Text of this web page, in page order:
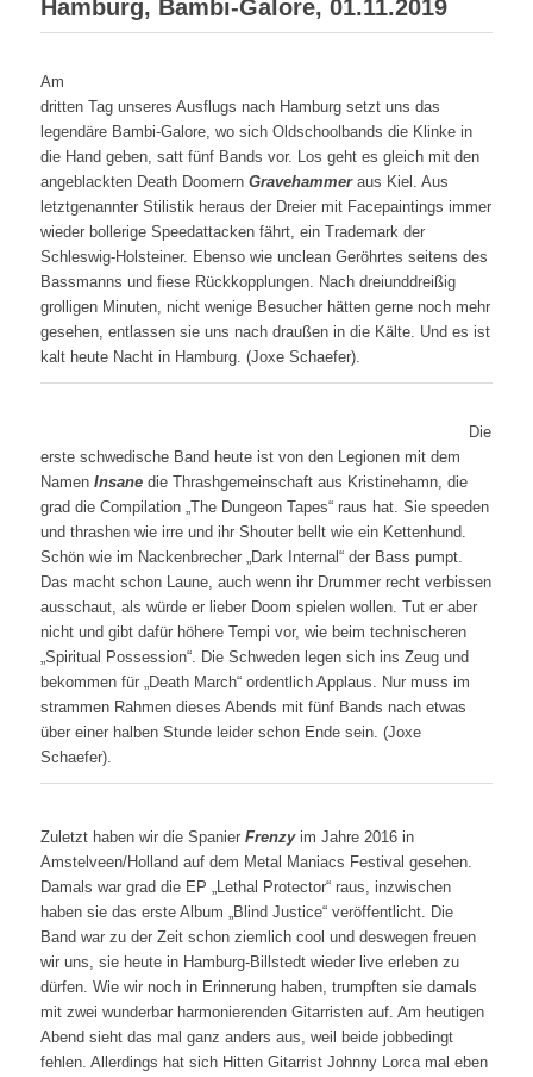
Hamburg, Bambi-Galore, 01.11.2019
Am
dritten Tag unseres Ausflugs nach Hamburg setzt uns das
legendäre Bambi-Galore, wo sich Oldschoolbands die Klinke in
die Hand geben, satt fünf Bands vor. Los geht es gleich mit den
angeblackten Death Doomern Gravehammeraus Kiel. Aus
letztgenannter Stilistik heraus der Dreier mit Facepaintings immer
wieder bollerige Speedattacken fährt, ein Trademark der
Schleswig-Holsteiner. Ebenso wie unclean Geröhrtes seitens des
Bassmanns und fiese Rückkopplungen. Nach dreiunddreißig
grolligen Minuten, nicht wenige Besucher hätten gerne noch mehr
gesehen, entlassen sie uns nach draußen in die Kälte. Und es ist
kalt heute Nacht in Hamburg. (Joxe Schaefer).
Die
erste schwedische Band heute ist von den Legionen mit dem
Namen Insanedie Thrashgemeinschaft aus Kristinehamn, die
grad die Compilation „The Dungeon Tapes“ raus hat. Sie speeden
und thrashen wie irre und ihr Shouter bellt wie ein Kettenhund.
Schön wie im Nackenbrecher „Dark Internal“ der Bass pumpt.
Das macht schon Laune, auch wenn ihr Drummer recht verbissen
ausschaut, als würde er lieber Doom spielen wollen. Tut er aber
nicht und gibt dafür höhere Tempi vor, wie beim technischeren
„Spiritual Possession“. Die Schweden legen sich ins Zeug und
bekommen für „Death March“ ordentlich Applaus. Nur muss im
strammen Rahmen dieses Abends mit fünf Bands nach etwas
über einer halben Stunde leider schon Ende sein. (Joxe
Schaefer).
Zuletzt haben wir die Spanier Frenzyim Jahre 2016 in
Amstelveen/Holland auf dem Metal Maniacs Festival gesehen.
Damals war grad die EP „Lethal Protector“ raus, inzwischen
haben sie das erste Album „Blind Justice“ veröffentlicht. Die
Band war zu der Zeit schon ziemlich cool und deswegen freuen
wir uns, sie heute in Hamburg-Billstedt wieder live erleben zu
dürfen. Wie wir noch in Erinnerung haben, trumpften sie damals
mit zwei wunderbar harmonierenden Gitarristen auf. Am heutigen
Abend sieht das mal ganz anders aus, weil beide jobbedingt
fehlen. Allerdings hat sich Hitten Gitarrist Johnny Lorca mal eben